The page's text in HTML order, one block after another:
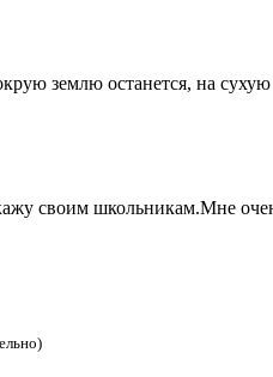
землю останется, на
своим школьникам.Мне